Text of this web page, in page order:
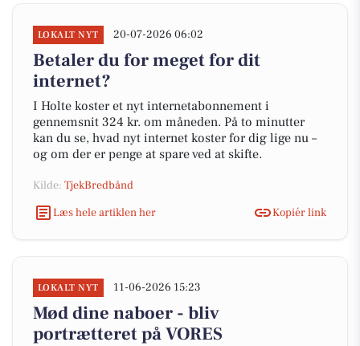
LOKALT NYT 20-07-2026 06:02
Betaler du for meget for dit
internet?
I Holte koster et nyt internetabonnement i
gennemsnit 324 kr. om måneden. På to minutter
kan du se, hvad nyt internet koster for dig lige nu –
og om der er penge at spare ved at skifte.
Kilde: TjekBredbånd
Læs hele artiklen her
Kopiér link
LOKALT NYT 11-06-2026 15:23
Mød dine naboer - bliv
portrætteret på VORES